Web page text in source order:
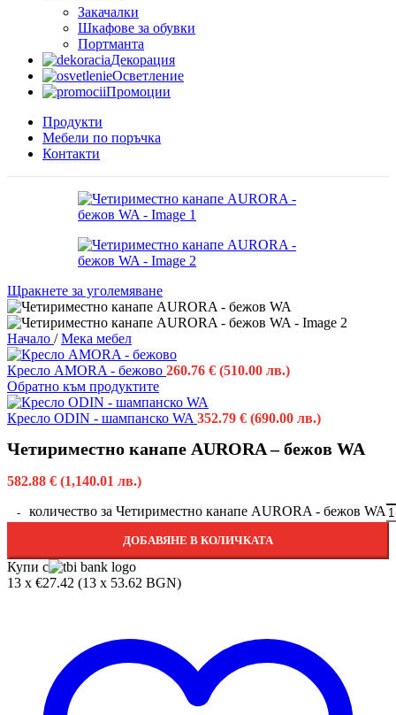
Закачалки
Шкафове за обувки
Портманта
Декорация
Осветление
Промоции
Продукти
Мебели по поръчка
Контакти
Щракнете за уголемяване
Начало / Мека мебел
Кресло AMORA - бежово 260.76 € (510.00 лв.)
Обратно към продуктите
Кресло ODIN - шампанско WA 352.79 € (690.00 лв.)
Четириместно канапе AURORA – бежов WA
582.88 € (1,140.01 лв.)
количество за Четириместно канапе AURORA - бежов WA
ДОБАВЯНЕ В КОЛИЧКАТА
Купи с
13 x €27.42 (13 x 53.62 BGN)